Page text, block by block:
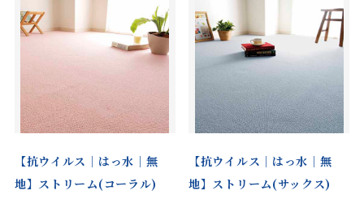
【抗ウイルス｜はっ水｜無
地】ストリーム(コーラル)
【抗ウイルス｜はっ水｜無
地】ストリーム(サックス)